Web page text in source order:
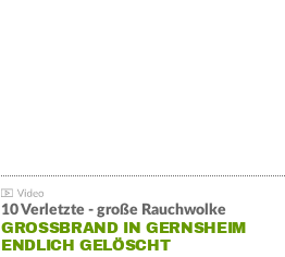
10 Verletzte - große Rauchwolke
GROSSBRAND IN GERNSHEIM E
NDLICH GELÖSCHT